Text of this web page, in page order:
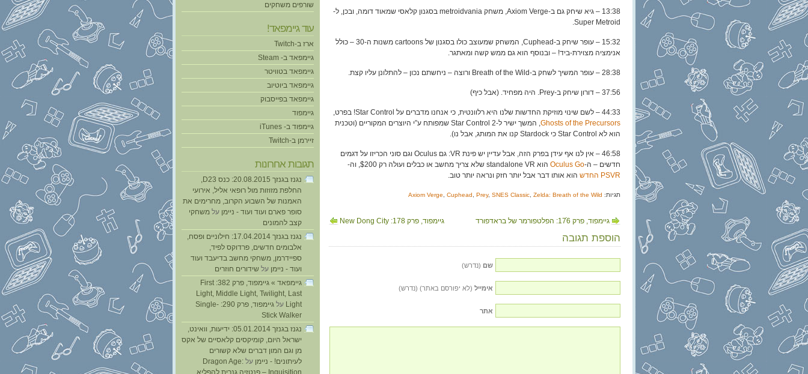
13:38 – גיא שיחק גם ב-Axiom Verge, משחק metroidvania בסגנון קלאסי שמאוד דומה, ובכן, ל-
Super Metroid.
15:32 – עופר שיחק ב-Cuphead, המשחק שמעוצב כולו בסגנון של cartoons משנות ה-30 – כולל
אנימציה מצוירת-ביד! – ובנוסף הוא גם ממש קשה ומאתגר.
28:38 – עופר המשיך לשחק ב-Breath of the Wild ורוצה – ניחשתם נכון – להתלונן עליו קצת.
37:56 – דורון שיחק ב-Prey. היה מפחיד. (אבל כיף)
44:33 – לשם שינוי מוזיקת החדשות שלנו היא רלוונטית, כי אנחנו מדברים על Star Control! בפרט,
Ghosts of the Precursors
, המשך ישיר ל-Star Control 2 שמפותח ע”י היוצרים המקוריים (וטכנית
הוא לא Star Control כי Stardock קנו את המותג, אבל נו).
46:58 – אין לנו אף עידן בפרק הזה, אבל עדיין יש פינת VR: גם Oculus וגם סוני הכריזו על דגמים
חדשים – ה-Oculus Go הוא standalone VR שלא צריך מחשב או כבלים ועולה רק $200, וה-
PSVR החדש
הוא אותו דבר אבל יותר חזק ונראה יותר טוב.
תגיות: Axiom Verge Cuphead Prey, SNES Classic Zelda: Breath of the Wild
גיימפוד, פרק 176ֿ: הפלטפורמר של בראדפורד גיימפוד, פרק 178: New Dong City
הוספת תגובה
שם (נדרש)
אימייל (לא יפורסם באתר) (נדרש)
אתר
שורפים משחקים
עוד גיימפאד!
ארז ב-Twitch
גיימפאד ב- Steam
גיימפאד בטוויטר
גיימפאד ביוטיוב
גיימפאד בפייסבוק
גיימפוד
גיימפוד ב- iTunes
זיירמן ב-Twitch
תגובות אחרונות
נגנז בגנזך 20.08.2015: כנס D23,
החלפת מזוזות מול רופאי אליל, אירועי
האמנות של השבוע הקרוב, מחרימים את
סופר פארם ועוד ועוד - ניימן על משחקי
קצב להמונים
נגנז בגנזך 17.04.2014: חילוניים ופסח,
אלבומים חדשים, פרדוקס לפיד,
ספיידרמן, משחקי מחשב בדיעבד ועוד
ועוד - ניימן על שידורים חוזרים
גיימפאד » גיימפוד, פרק 382: First
Light, Middle Light, Twilight, Last
Light על
גיימפוד, פרק 290: Single-
Stick Walker
נגנז בגנזך 05.01.2014: ידיעות, וואינט,
ישראל היום, קומיקסים קלאסיים של אקס
מן וגם המון דברים שלא קשורים
לעיתונים! - ניימן על Dragon Age:
Inquisition – פנטזיה גנרית להפליא